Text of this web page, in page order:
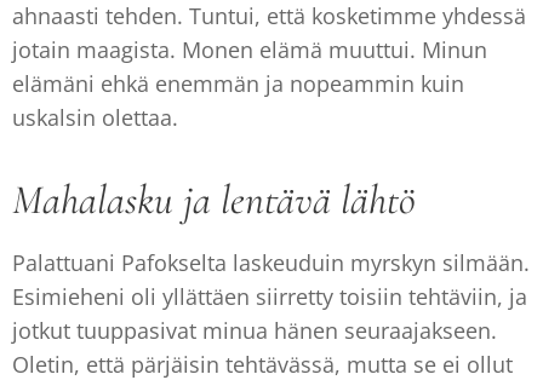
ahnaasti tehden. Tuntui, että kosketimme yhdessä
jotain maagista. Monen elämä muuttui. Minun
elämäni ehkä enemmän ja nopeammin kuin
uskalsin olettaa.
Mahalasku ja lentävä lähtö
Palattuani Pafokselta laskeuduin myrskyn silmään.
Esimieheni oli yllättäen siirretty toisiin tehtäviin, ja
jotkut tuuppasivat minua hänen seuraajakseen.
Oletin, että pärjäisin tehtävässä, mutta se ei ollut